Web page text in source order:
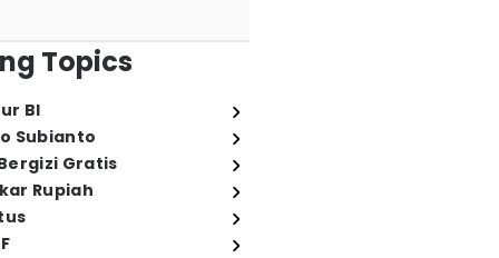
Topics
BI
Subianto
Gratis
Rupiah